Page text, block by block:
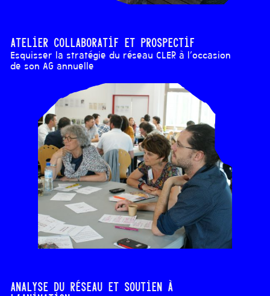
Atelier collaboratif et prospectif
Esquisser la stratégie du réseau CLER à l'occasion
de son AG annuelle
Analyse du réseau et soutien à